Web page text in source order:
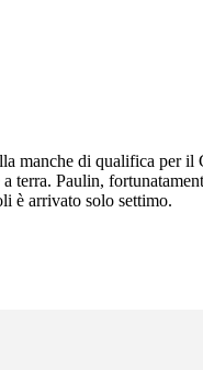
manche di qualifica per il
terra. Paulin,
è arrivato solo settimo.